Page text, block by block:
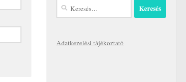
Keresés:
Adatkezelési tájékoztató